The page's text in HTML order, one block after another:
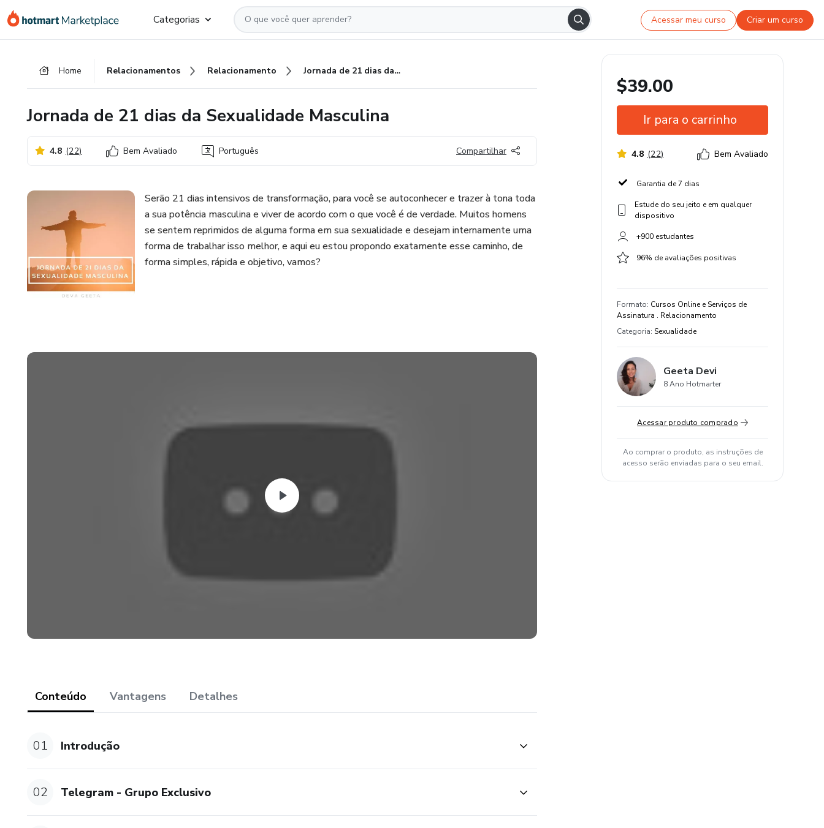
para
para
para
Categorias Acessar meu curso Criar um curso
Home Relacionamentos Relacionamento Jornada de 21 dias da Sexualidade Masculina
Jornada de 21 dias da Sexualidade Masculina
4.8 (22) Bem Avaliado Português Compartilhar
Serão 21 dias intensivos de transformação, para você se autoconhecer e trazer à tona toda
a sua potência masculina e viver de acordo com o que você é de verdade. Muitos homens
se sentem reprimidos de alguma forma em sua sexualidade e desejam internamente uma
forma de trabalhar isso melhor, e aqui eu estou propondo exatamente esse caminho, de
forma simples, rápida e objetivo, vamos?
Conteúdo Vantagens Detalhes
01 Introdução
02 Telegram - Grupo Exclusivo
$39.00
Ir para o carrinho
4.8 (22) Bem Avaliado
Garantia de 7 dias
Estude do seu jeito e em qualquer
dispositivo
+900 estudantes
96% de avaliações positivas
Formato: Cursos Online e Serviços de
Assinatura . Relacionamento
Categoria: Sexualidade
Geeta Devi
8 Ano Hotmarter
Acessar produto comprado
Ao comprar o produto, as instruções de
acesso serão enviadas para o seu email.